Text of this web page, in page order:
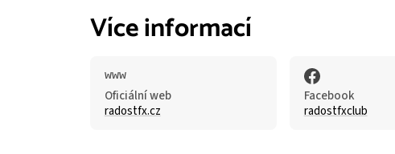
Více informací
Oficiální web
radostfx.cz
Facebook
radostfxclub